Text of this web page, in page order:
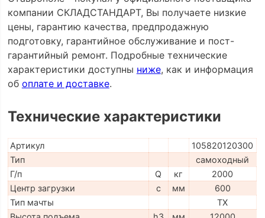
компании СКЛАДСТАНДАРТ, Вы получаете низкие
цены, гарантию качества, предпродажную
подготовку, гарантийное обслуживание и пост-
гарантийный ремонт. Подробные технические
характеристики доступны ниже, как и информация
об оплате и доставке.
Технические характеристики
Артикул
105820120300
Тип
самоходный
Г/п
Q кг
2000
Центр загрузки
c мм
600
Тип мачты
TX